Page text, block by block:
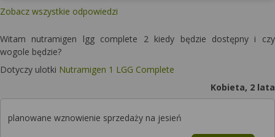
Zobacz wszystkie odpowiedzi
Witam nutramigen lgg complete 2 kiedy będzie dostępny i czy
wogole będzie?
Dotyczy ulotki Nutramigen 1 LGG Complete
Kobieta, 2 lata
planowane wznowienie sprzedaży na jesień